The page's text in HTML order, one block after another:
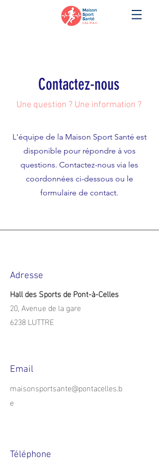
Contactez-nous
Une question ? Une information ?
L'équipe de la Maison Sport Santé est
disponible pour répondre à vos
questions. Contactez-nous via les
coordonnées ci-dessous ou le
formulaire de contact.
Adresse
Hall des Sports de Pont-à-Celles
20, Avenue de la gare
6238 LUTTRE
Email
maisonsportsante@pontacelles.b
e
Téléphone